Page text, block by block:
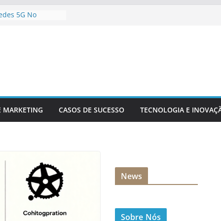
5G No
Futuras
De Dados
MARKETING CASOS DE SUCESSO TECNOLOGIA E
News
Sobre Nós